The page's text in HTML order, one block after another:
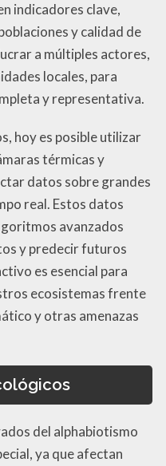
indicadores clave,
y calidad de
a múltiples actores,
locales, para
y representativa.
hoy es posible utilizar
térmicas y
datos sobre grandes
real. Estos datos
avanzados
y predecir futuros
es esencial para
ecosistemas frente
y otras amenazas
del alphabiotismo
ya que afectan